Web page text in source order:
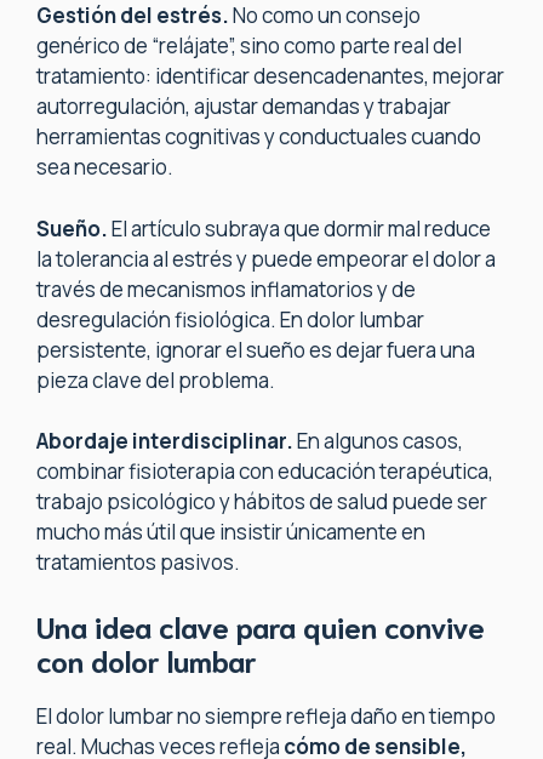
Gestión del estrés.No como un consejo
genérico de “relájate”, sino como parte real del
tratamiento: identificar desencadenantes, mejorar
autorregulación, ajustar demandas y trabajar
herramientas cognitivas y conductuales cuando
sea necesario.
Sueño.El artículo subraya que dormir mal reduce
la tolerancia al estrés y puede empeorar el dolor a
través de mecanismos inflamatorios y de
desregulación fisiológica. En dolor lumbar
persistente, ignorar el sueño es dejar fuera una
pieza clave del problema.
Abordaje interdisciplinar.En algunos casos,
combinar fisioterapia con educación terapéutica,
trabajo psicológico y hábitos de salud puede ser
mucho más útil que insistir únicamente en
tratamientos pasivos.
Una idea clave para quien convive
con dolor lumbar
El dolor lumbar no siempre refleja daño en tiempo
real. Muchas veces refleja cómo de sensible,